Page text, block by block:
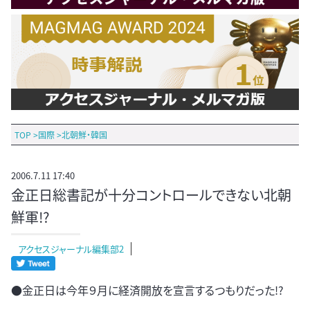
TOP >国際>北朝鮮・韓国
2006.7.11 17:40
金正日総書記が十分コントロールできない北朝
鮮軍!?
アクセスジャーナル編集部2
●金正日は今年９月に経済開放を宣言するつもりだった!?